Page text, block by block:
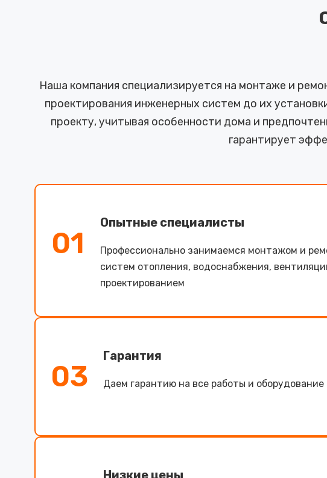
Наша компания специализируется на монтаже и
проектирования инженерных систем до их
проекту, учитывая особенности дома и
гарантирует
01
Опытные специалисты
Профессионально занимаемся монтажом и
систем отопления, водоснабжения,
проектированием
03
Гарантия
Даем гарантию на все работы и оборудование
Низкие цены